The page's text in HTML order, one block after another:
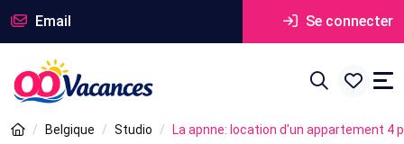
Email Se connecter
Belgique Studio La apnne: location d'un appartement 4